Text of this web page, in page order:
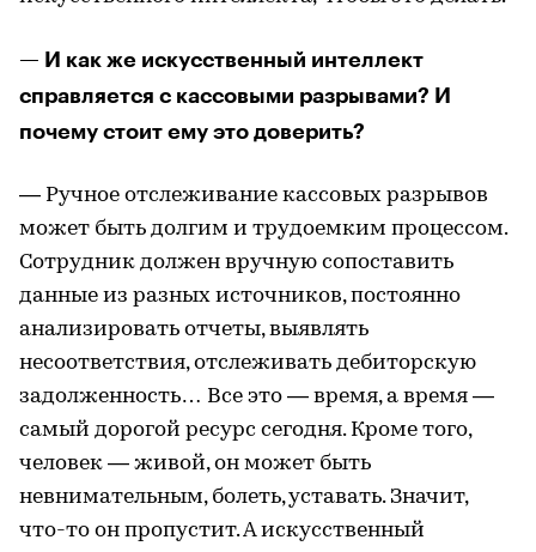
— И как же искусственный интеллект
справляется с кассовыми разрывами? И
почему стоит ему это доверить?
— Ручное отслеживание кассовых разрывов
может быть долгим и трудоемким процессом.
Сотрудник должен вручную сопоставить
данные из разных источников, постоянно
анализировать отчеты, выявлять
несоответствия, отслеживать дебиторскую
задолженность… Все это — время, а время —
самый дорогой ресурс сегодня. Кроме того,
человек — живой, он может быть
невнимательным, болеть, уставать. Значит,
что-то он пропустит. А искусственный